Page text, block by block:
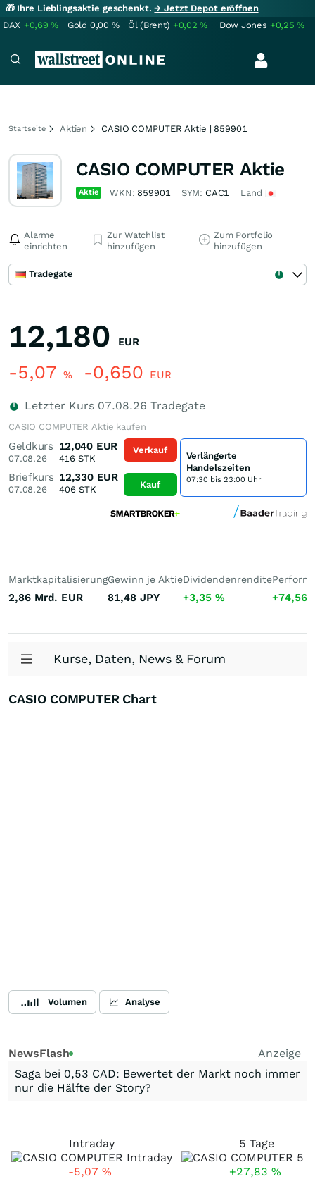
🎁 Ihre Lieblingsaktie geschenkt.→ Jetzt Depot eröffnen
DAX +0,69% Gold 0,00 % Öl (Brent) +0,02% Dow Jones +0,25%
Startseite Aktien CASIO COMPUTER Aktie | 859901
CASIO COMPUTER Aktie
Aktie WKN: 859901 SYM: CAC1 Land
Alarme
einrichten
Zur Watchlist
hinzufügen
Zum Portfolio
hinzufügen
Tradegate
12,180 EUR
-5,07 % -0,650 EUR
Letzter Kurs 07.08.26 Tradegate
CASIO COMPUTER Aktie kaufen
Geldkurs
07.08.26
12,040 EUR
416 STK
Briefkurs
07.08.26
12,330 EUR
406STK
Verkauf
Kauf
Verlängerte
Handelszeiten
07:30 bis 23:00 Uhr
Marktkapitalisierung
2,86 Mrd. EUR
Gewinn je Aktie
81,48 JPY
Dividendenrendite
+3,35 % +74,56
Kurse, Daten, News & Forum
CASIO COMPUTER Chart
Volumen Analyse
NewsFlash
Anzeige
Saga bei 0,53 CAD: Bewertet der Markt noch immer
nur die Hälfte der Story?
Intraday
-5,07 %
5 Tage
+27,83 %